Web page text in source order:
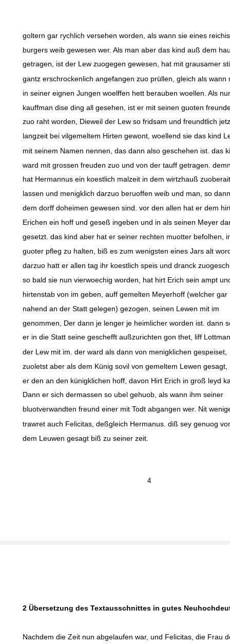
4
goltern gar rychlich versehen worden, als wann sie eines
burgers weib gewesen wer. Als man aber das kind auß dem
getragen, ist der Lew zuogegen gewesen, hat mit grausamer
gantz erschrockenlich angefangen zuo prüllen, gleich als wann
in seiner eignen Jungen woelffen hett berauben woellen. Als
kauffman dise ding all gesehen, ist er mit seinen guoten
zuo raht worden, Dieweil der Lew so fridsam und freundtlich jetz
langzeit bei vilgemeltem Hirten gewont, woellend sie das kind
mit seinem Namen nennen, das dann also geschehen ist. das
ward mit grossen freuden zuo und von der tauff getragen.
hat Hermannus ein koestlich malzeit in dem wirtzhauß
lassen und menigklich darzuo beruoffen weib und man, so
dem dorff doheimen gewesen sind. vor den allen hat er dem
Erichen ein hoff und geseß ingeben und in als seinen Meyer
gesetzt. das kind aber hat er seiner rechten muotter befolhen,
guoter pfleg zu halten, biß es zum wenigsten eines Jars alt
darzuo hatt er allen tag ihr koestlich speis und dranck
so bald sie nun vierwoechig worden, hat hirt Erich sein ampt
hirtenstab von im geben, auff gemelten Meyerhoff (welcher gar
nahend an der Statt gelegen) gezogen, seinen Lewen mit im
genommen, Der dann je lenger je heimlicher worden ist. dann
er in die Statt seine geschefft außzurichten gon thet, liff
der Lew mit im. der ward als dann von menigklichen gespeiset,
zuoletst aber als dem Künig sovil von gemeltem Lewen gesagt,
er den an den künigklichen hoff, davon Hirt Erich in groß leyd
Dann er sich dermassen so ubel gehuob, als wann ihm seiner
bluotverwandten freund einer mit Todt abgangen wer. Nit
trawret auch Felicitas, deßgleich Hermanus. diß sey genuog
dem Leuwen gesagt biß zu seiner zeit.
2 Übersetzung des Textausschnittes in gutes
Nachdem die Zeit nun abgelaufen war, und Felicitas, die Frau